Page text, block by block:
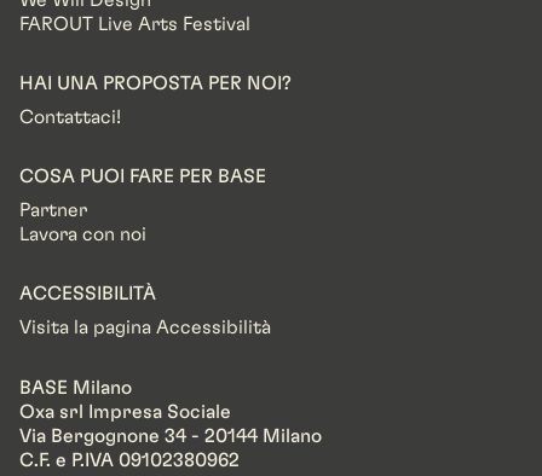
FAROUT Live Arts Festival
HAI UNA PROPOSTA PER NOI?
Contattaci!
COSA PUOI FARE PER BASE
Partner
Lavora con noi
ACCESSIBILITÀ
Visita la pagina Accessibilità
BASE Milano
Oxa srl Impresa Sociale
Via Bergognone 34 - 20144 Milano
C.F. e P.IVA 09102380962